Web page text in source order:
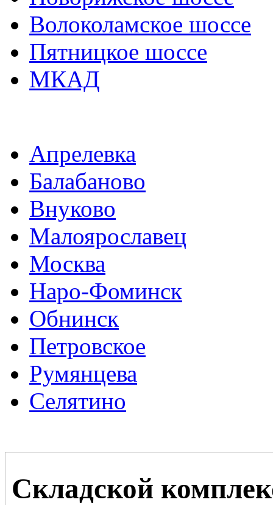
Волоколамское шоссе
Пятницкое шоссе
МКАД
Апрелевка
Балабаново
Внуково
Малоярославец
Москва
Наро-Фоминск
Обнинск
Петровское
Румянцева
Селятино
Складской